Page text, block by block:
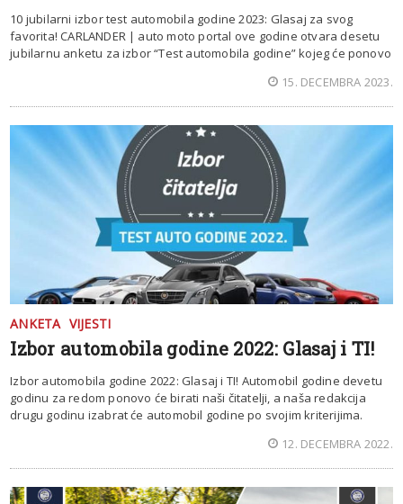
10 jubilarni izbor test automobila godine 2023: Glasaj za svog
favorita! CARLANDER | auto moto portal ove godine otvara desetu
jubilarnu anketu za izbor “Test automobila godine” kojeg će ponovo
15. DECEMBRA 2023.
ANKETA VIJESTI
Izbor automobila godine 2022: Glasaj i TI!
Izbor automobila godine 2022: Glasaj i TI! Automobil godine devetu
godinu za redom ponovo će birati naši čitatelji, a naša redakcija
drugu godinu izabrat će automobil godine po svojim kriterijima.
12. DECEMBRA 2022.